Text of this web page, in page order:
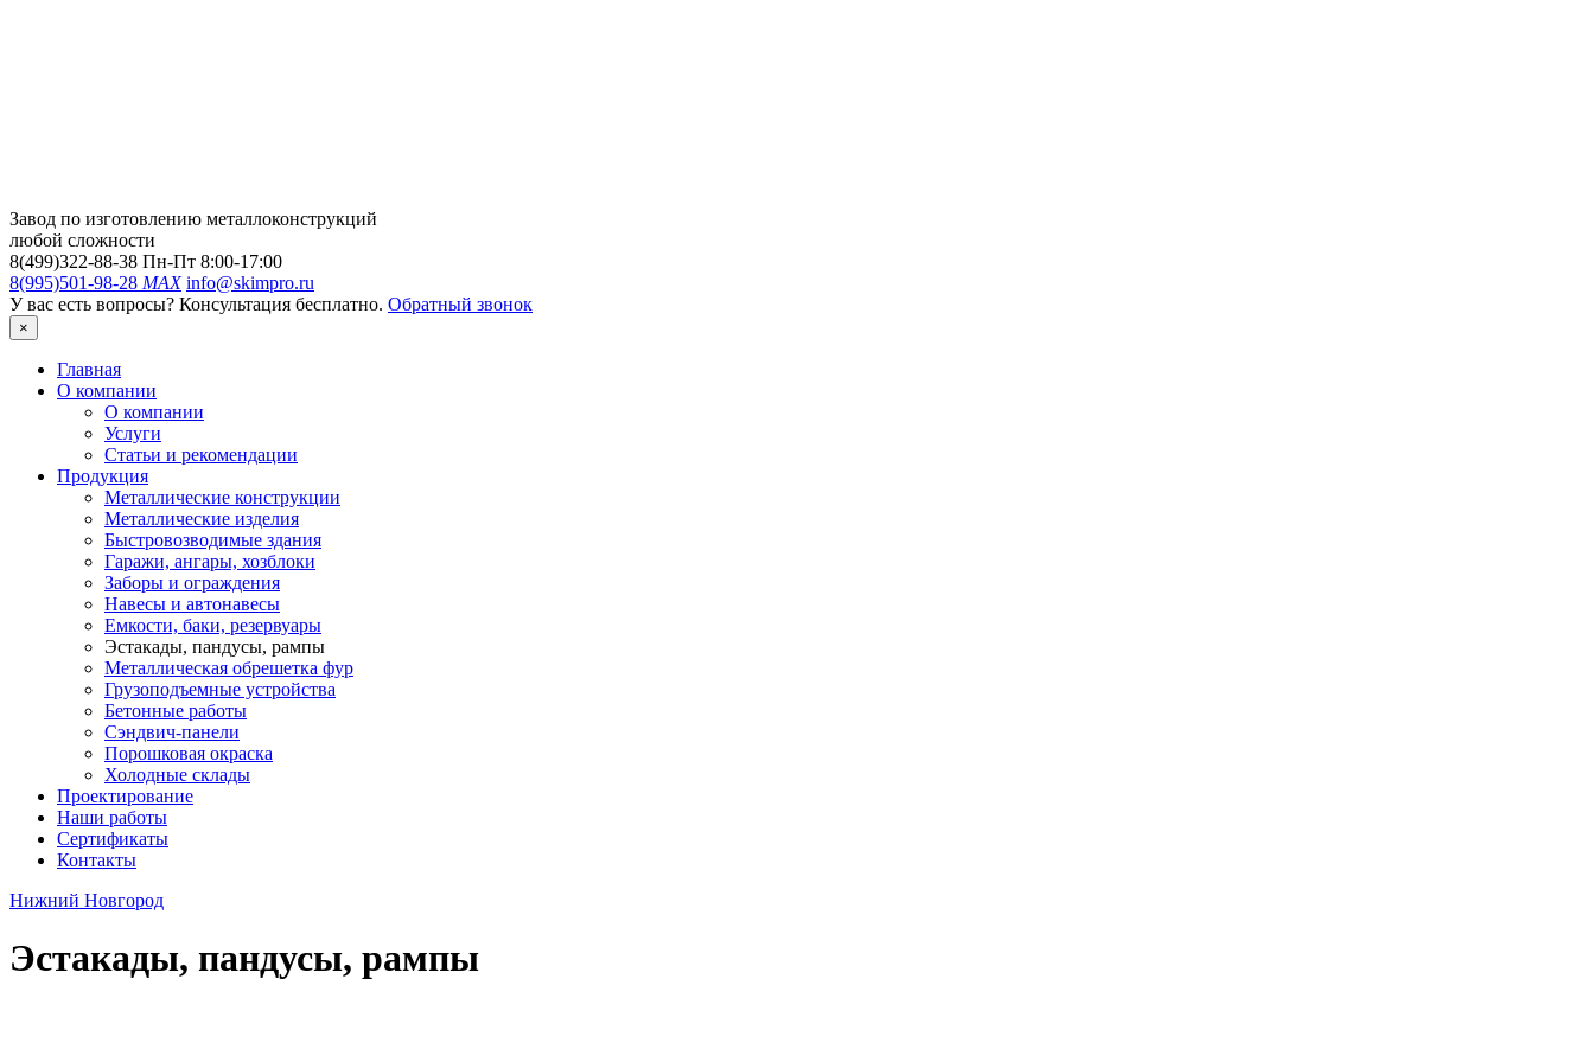
Завод по изготовлению металлоконструкций
любой сложности
8(499)322-88-38 Пн-Пт 8:00-17:00
8(995)501-98-28 MAX info@skimpro.ru
У вас есть вопросы? Консультация бесплатно. Обратный звонок
×
Главная
О компании
О компании
Услуги
Статьи и рекомендации
Продукция
Металлические конструкции
Металлические изделия
Быстровозводимые здания
Гаражи, ангары, хозблоки
Заборы и ограждения
Навесы и автонавесы
Емкости, баки, резервуары
Эстакады, пандусы, рампы
Металлическая обрешетка фур
Грузоподъемные устройства
Бетонные работы
Сэндвич-панели
Порошковая окраска
Холодные склады
Проектирование
Наши работы
Сертификаты
Контакты
Нижний Новгород
Эстакады, пандусы, рампы